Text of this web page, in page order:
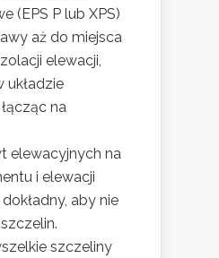
(EPS P lub XPS)
aż do miejsca
elewacji,
układzie
na
elewacyjnych na
i elewacji
aby nie
szczeliny